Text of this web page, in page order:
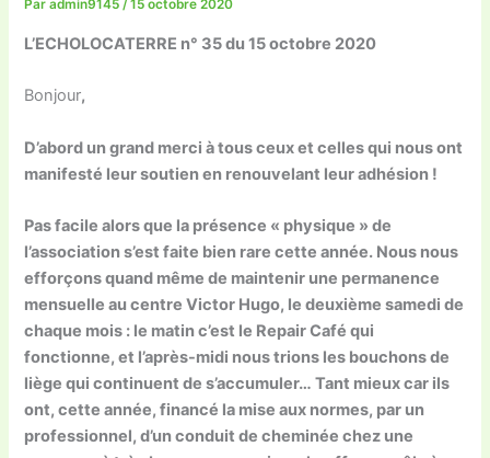
Paradmin9145/15 octobre 2020
L’ECHOLOCATERRE n° 35 du 15 octobre 2020
Bonjour,
D’abord un grand merci à tous ceux et celles qui nous ont
manifesté leur soutien en renouvelant leur adhésion !
Pas facile alors que la présence « physique » de
l’association s’est faite bien rare cette année. Nous nous
efforçons quand même de maintenir une permanence
mensuelle au centre Victor Hugo, le deuxième samedi de
chaque mois : le matin c’est le Repair Café qui
fonctionne, et l’après-midi nous trions les bouchons de
liège qui continuent de s’accumuler… Tant mieux car ils
ont, cette année, financé la mise aux normes, par un
professionnel, d’un conduit de cheminée chez une